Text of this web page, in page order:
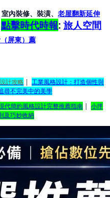
內裝修、裝潢、 老屋翻新延伸
點擊時代時報: 旅人空間
屏東） 薦
計攻略 | 工業風格設計：打造個性與
尋不完美中的美學
代簡約風格設計完整推薦指南 | 小坪
及巧妙收納